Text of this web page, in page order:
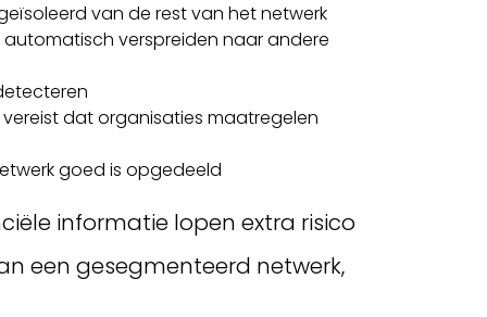
van de rest van het netwerk
verspreiden naar andere
vereist dat organisaties maatregelen
goed is opgedeeld
informatie lopen extra risico
een gesegmenteerd netwerk,